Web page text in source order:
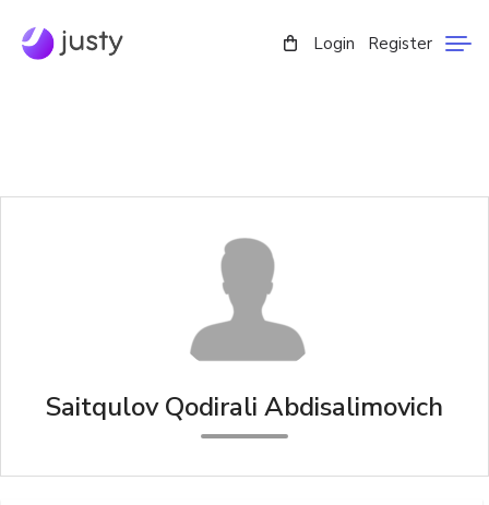
Login Register
Saitqulov Qodirali Abdisalimovich